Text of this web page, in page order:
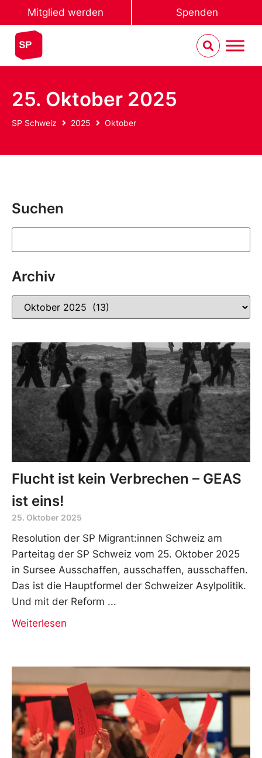
Mitglied werden Spenden
25. Oktober 2025
SP Schweiz 2025 Oktober
Suchen
Archiv
Flucht ist kein Verbrechen – GEAS
ist eins!
25. Oktober 2025
Resolution der SP Migrant:innen Schweiz am
Parteitag der SP Schweiz vom 25. Oktober 2025
in Sursee Ausschaffen, ausschaffen, ausschaffen.
Das ist die Hauptformel der Schweizer Asylpolitik.
Und mit der Reform
Weiterlesen